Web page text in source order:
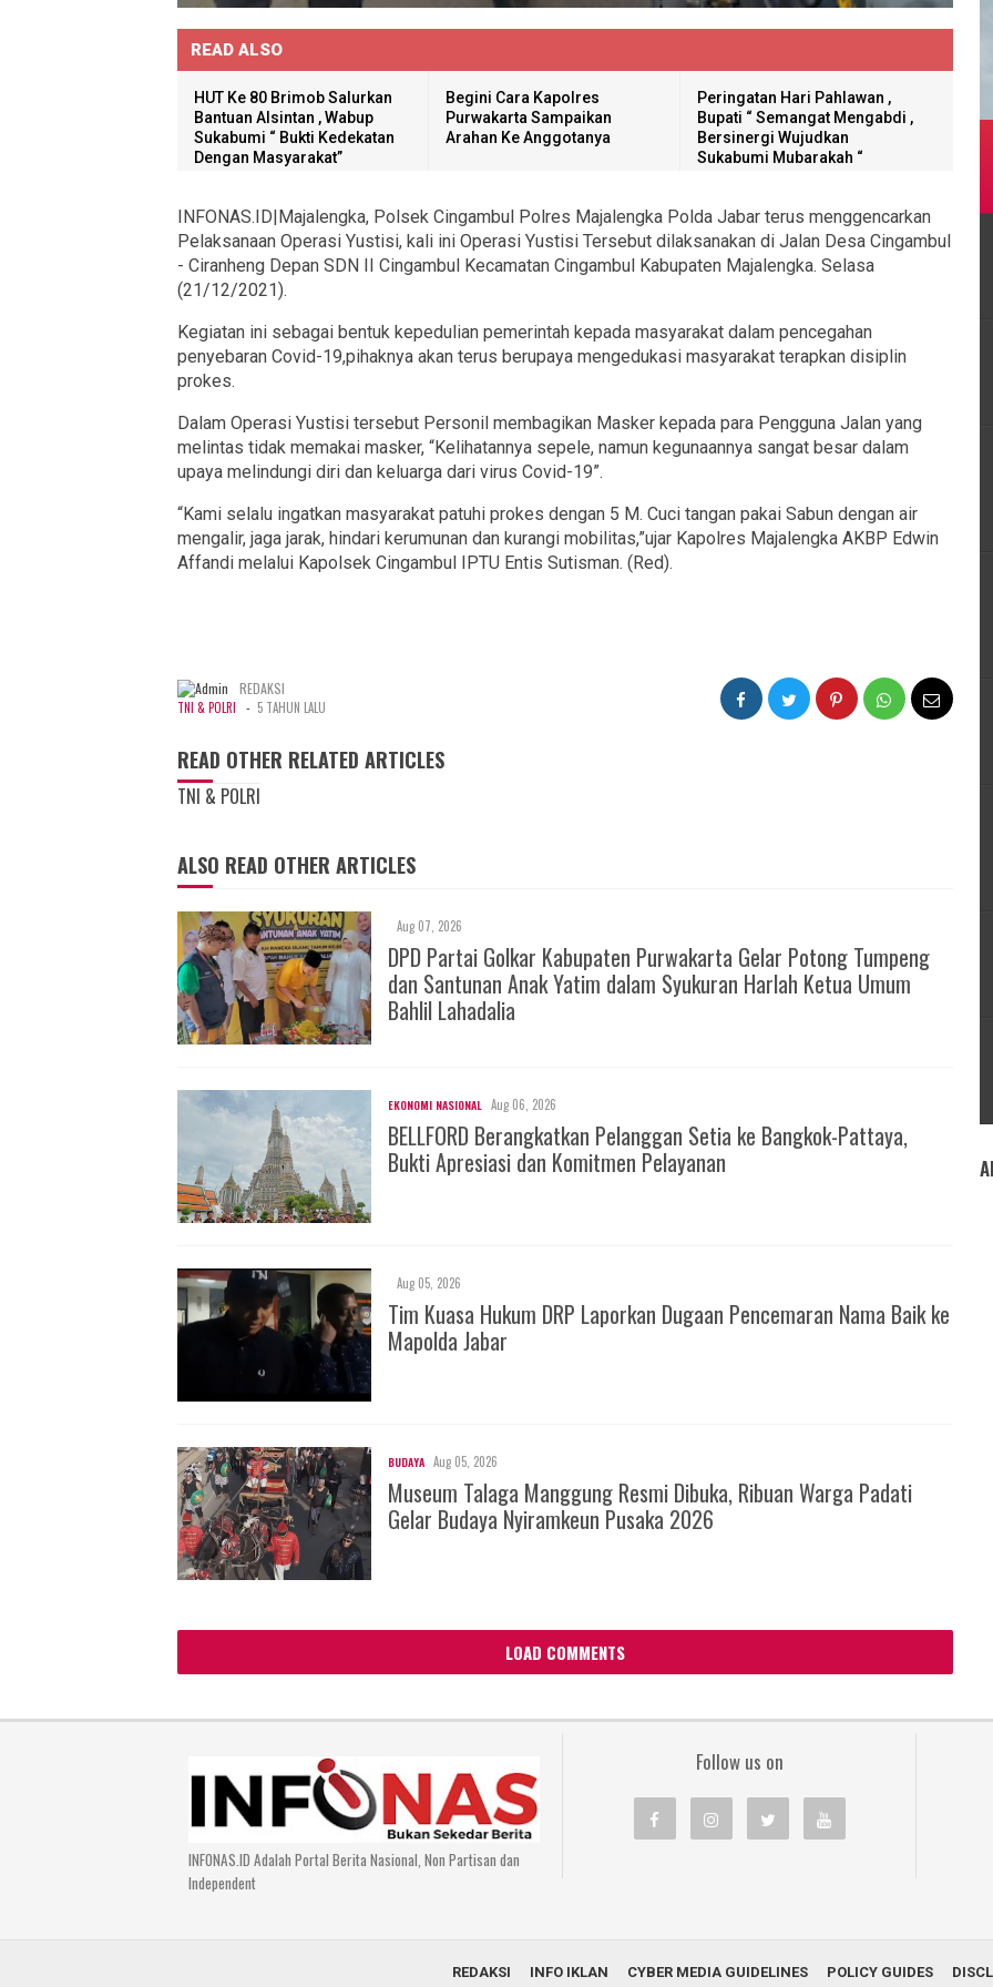
READ ALSO
HUT Ke 80 Brimob Salurkan
Bantuan Alsintan , Wabup
Sukabumi “ Bukti Kedekatan
Dengan Masyarakat”
Begini Cara Kapolres
Purwakarta Sampaikan
Arahan Ke Anggotanya
Peringatan Hari Pahlawan ,
Bupati “ Semangat Mengabdi ,
Bersinergi Wujudkan
Sukabumi Mubarakah “
INFONAS.ID|Majalengka, Polsek Cingambul Polres Majalengka Polda Jabar terus menggencarkan
Pelaksanaan Operasi Yustisi, kali ini Operasi Yustisi Tersebut dilaksanakan di Jalan Desa Cingambul
- Ciranheng Depan SDN II Cingambul Kecamatan Cingambul Kabupaten Majalengka. Selasa
(21/12/2021).
Kegiatan ini sebagai bentuk kepedulian pemerintah kepada masyarakat dalam pencegahan
penyebaran Covid-19,pihaknya akan terus berupaya mengedukasi masyarakat terapkan disiplin
prokes.
Dalam Operasi Yustisi tersebut Personil membagikan Masker kepada para Pengguna Jalan yang
melintas tidak memakai masker, “Kelihatannya sepele, namun kegunaannya sangat besar dalam
upaya melindungi diri dan keluarga dari virus Covid-19”.
“Kami selalu ingatkan masyarakat patuhi prokes dengan 5 M. Cuci tangan pakai Sabun dengan air
mengalir, jaga jarak, hindari kerumunan dan kurangi mobilitas,”ujar Kapolres Majalengka AKBP Edwin
Affandi melalui Kapolsek Cingambul IPTU Entis Sutisman. (Red).
REDAKSI
TNI & POLRI - 5 TAHUN LALU
READ OTHER RELATED ARTICLES
TNI & POLRI
ALSO READ OTHER ARTICLES
Aug 07, 2026
DPD Partai Golkar Kabupaten Purwakarta Gelar Potong Tumpeng
dan Santunan Anak Yatim dalam Syukuran Harlah Ketua Umum
Bahlil Lahadalia
EKONOMI NASIONAL Aug 06, 2026
BELLFORD Berangkatkan Pelanggan Setia ke Bangkok-Pattaya,
Bukti Apresiasi dan Komitmen Pelayanan
Aug 05, 2026
Tim Kuasa Hukum DRP Laporkan Dugaan Pencemaran Nama Baik ke
Mapolda Jabar
BUDAYA Aug 05, 2026
Museum Talaga Manggung Resmi Dibuka, Ribuan Warga Padati
Gelar Budaya Nyiramkeun Pusaka 2026
LOAD COMMENTS
INFONAS.ID Adalah Portal Berita Nasional, Non Partisan dan
Independent
Follow us on
REDAKSI INFO IKLAN CYBER MEDIA GUIDELINES POLICY GUIDES